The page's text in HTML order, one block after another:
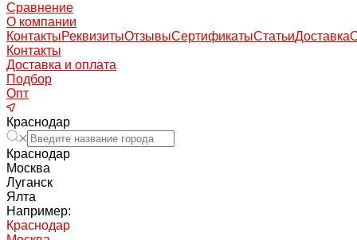
Сравнение
О компании
КонтактыРеквизитыОтзывыСертификатыСтатьиДоставка
Контакты
Доставка и оплата
Подбор
Опт
Краснодар
Краснодар
Москва
Луганск
Ялта
Например:
Краснодар